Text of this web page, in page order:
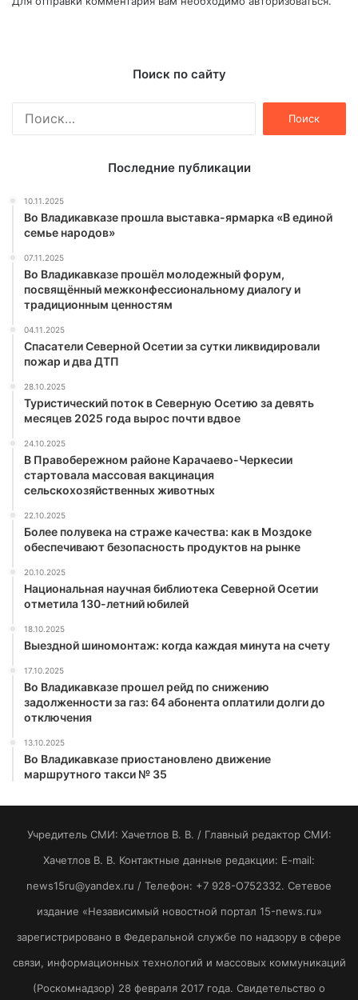
Поиск по сайту
Последние публикации
10.11.2025
Во Владикавказе прошла выставка-ярмарка «В единой
семье народов»
07.11.2025
Во Владикавказе прошёл молодежный форум,
посвящённый межконфессиональному диалогу и
традиционным ценностям
04.11.2025
Спасатели Северной Осетии за сутки ликвидировали
пожар и два ДТП
28.10.2025
Туристический поток в Северную Осетию за девять
месяцев 2025 года вырос почти вдвое
24.10.2025
В Правобережном районе Карачаево-Черкесии
стартовала массовая вакцинация
сельскохозяйственных животных
22.10.2025
Более полувека на страже качества: как в Моздоке
обеспечивают безопасность продуктов на рынке
20.10.2025
Национальная научная библиотека Северной Осетии
отметила 130-летний юбилей
18.10.2025
Выездной шиномонтаж: когда каждая минута на счету
17.10.2025
Во Владикавказе прошел рейд по снижению
задолженности за газ: 64 абонента оплатили долги до
отключения
13.10.2025
Во Владикавказе приостановлено движение
маршрутного такси № 35
Учредитель СМИ: Хaчeтлoв B. B. / Главный редактор СМИ:
Хaчeтлoв B. B. Контактные данные редакции: E-mail:
news15ru@yandex.ru / Телефон: +7 928-O752332. Сетевое
издание «Независимый новостной портал 15-news.ru»
зарегистрировано в Федеральной службе по надзору в сфере
связи, информационных технологий и массовых коммуникаций
(Роскомнадзор) 28 февраля 2017 года. Свидетельство о